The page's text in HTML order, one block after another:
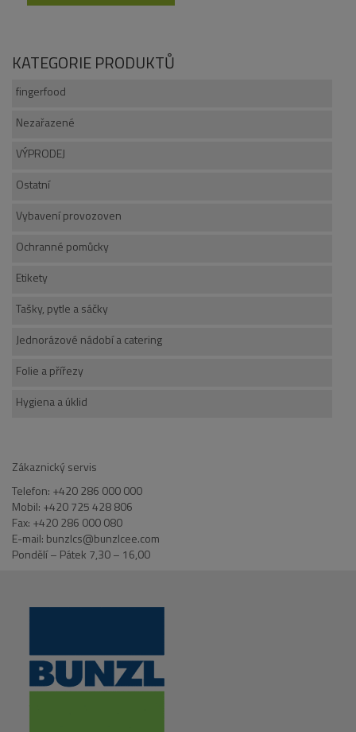
KATEGORIE PRODUKTŮ
fingerfood
Nezařazené
VÝPRODEJ
Ostatní
Vybavení provozoven
Ochranné pomůcky
Etikety
Tašky, pytle a sáčky
Jednorázové nádobí a catering
Folie a přířezy
Hygiena a úklid
Zákaznický servis
Telefon: +420 286 000 000
Mobil: +420 725 428 806
Fax: +420 286 000 080
E-mail: bunzlcs@bunzlcee.com
Pondělí – Pátek 7,30 – 16,00